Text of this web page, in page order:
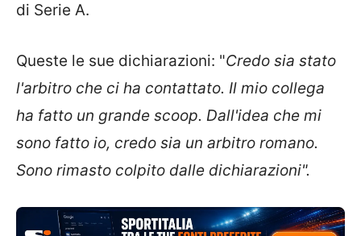
di Serie A.
Queste le sue dichiarazioni: "Credo sia stato
l'arbitro che ci ha contattato. Il mio collega
ha fatto un grande scoop. Dall'idea che mi
sono fatto io, credo sia un arbitro romano.
Sono rimasto colpito dalle dichiarazioni".